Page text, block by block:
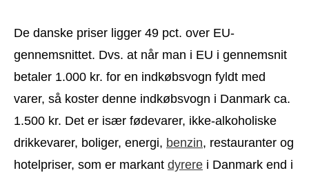
De danske priser ligger 49 pct. over EU-
gennemsnittet. Dvs. at når man i EU i gennemsnit
betaler 1.000 kr. for en indkøbsvogn fyldt med
varer, så koster denne indkøbsvogn i Danmark ca.
1.500 kr. Det er især fødevarer, ikke-alkoholiske
drikkevarer, boliger, energi, benzin, restauranter og
hotelpriser, som er markant dyrere i Danmark end i